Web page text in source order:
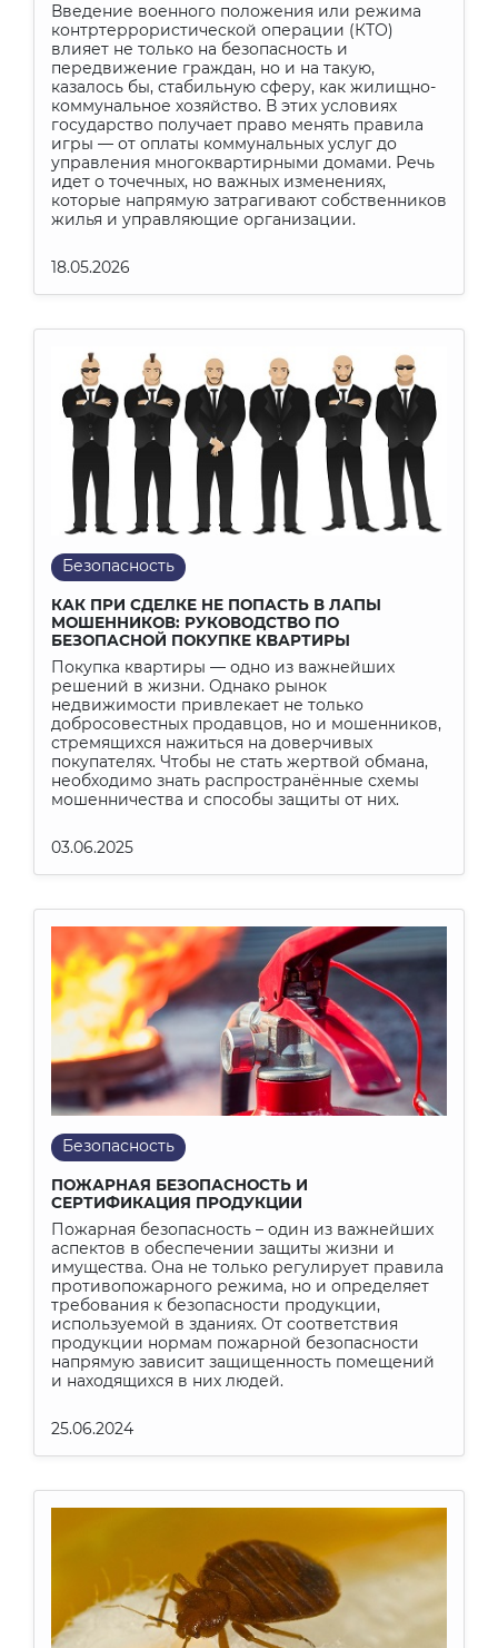
Введение военного положения или режима
контртеррористической операции (КТО)
влияет не только на безопасность и
передвижение граждан, но и на такую,
казалось бы, стабильную сферу, как жилищно-
коммунальное хозяйство. В этих условиях
государство получает право менять правила
игры — от оплаты коммунальных услуг до
управления многоквартирными домами. Речь
идет о точечных, но важных изменениях,
которые напрямую затрагивают собственников
жилья и управляющие организации.
18.05.2026
Безопасность
КАК ПРИ СДЕЛКЕ НЕ ПОПАСТЬ В ЛАПЫ
МОШЕННИКОВ: РУКОВОДСТВО ПО
БЕЗОПАСНОЙ ПОКУПКЕ КВАРТИРЫ
Покупка квартиры — одно из важнейших
решений в жизни. Однако рынок
недвижимости привлекает не только
добросовестных продавцов, но и мошенников,
стремящихся нажиться на доверчивых
покупателях. Чтобы не стать жертвой обмана,
необходимо знать распространённые схемы
мошенничества и способы защиты от них.
03.06.2025
Безопасность
ПОЖАРНАЯ БЕЗОПАСНОСТЬ И
СЕРТИФИКАЦИЯ ПРОДУКЦИИ
Пожарная безопасность – один из важнейших
аспектов в обеспечении защиты жизни и
имущества. Она не только регулирует правила
противопожарного режима, но и определяет
требования к безопасности продукции,
используемой в зданиях. От соответствия
продукции нормам пожарной безопасности
напрямую зависит защищенность помещений
и находящихся в них людей.
25.06.2024